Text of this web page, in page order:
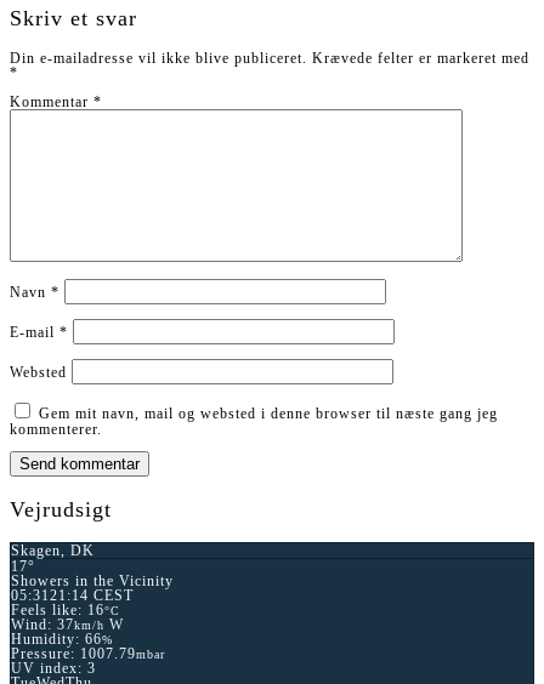
Skriv et svar
Din e-mailadresse vil ikke blive publiceret. Krævede felter er markeret med
*
Kommentar *
Navn *
E-mail *
Websted
Gem mit navn, mail og websted i denne browser til næste gang jeg
kommenterer.
Vejrudsigt
Skagen, DK
17°
Showers in the Vicinity
05:3121:14 CEST
Feels like: 16°C
Wind: 37km/h W
Humidity: 66%
Pressure: 1007.79mbar
UV index: 3